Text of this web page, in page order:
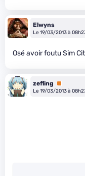
Elwyns
Le 19/03/2013 à
Osé avoir foutu Sim
zefling
Premium
Le 19/03/2013 à